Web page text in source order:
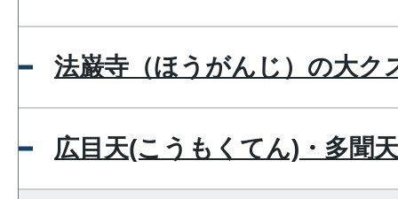
法巌寺（ほうがんじ）の大ク
広目天(こうもくてん)・多聞